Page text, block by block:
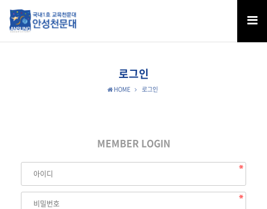
로그인
HOME 로그인
MEMBER LOGIN